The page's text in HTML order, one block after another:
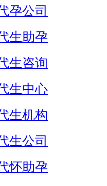
孕公司
生助孕
生咨询
生中心
生机构
生公司
怀助孕